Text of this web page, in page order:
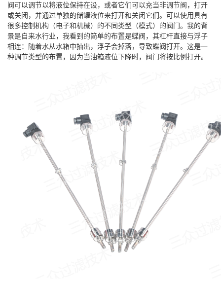
阀可以调节以将液位保持在设，或者它们可以充当非调节阀，打开
或关闭，并通过单独的储罐液位来打开和关闭它们。可以使用具有
很多控制机构（电子和机械）的不同类型（模式）的阀门。我的背
景是自来水行业，我看到的简单的布置是蝶阀，其杠杆直接与浮子
相连：随着水从水箱中抽出，浮子会掉落，导致蝶阀打开。这是一
种调节类型的布置，因为当油箱液位下降时，阀门将按比例打开。